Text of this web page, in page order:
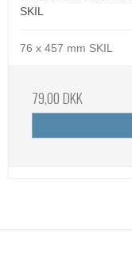
SKIL
76 x 457 mm SKIL
79,00 DKK